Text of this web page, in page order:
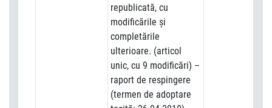
republicată, cu
modificările şi
completările
ulterioare. (articol
unic, cu 9 modificări) –
raport de respingere
(termen de adoptare